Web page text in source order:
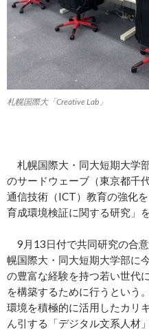
札幌国際大「Creative Lab」
札幌国際大・同大短期大学
のサードウェーブ（東京都千
通信技術（ICT）教育の強化
育成環境検証に関する研究」
9月13日付で共同研究の合
幌国際大・同大短期大学部に
の豊富な経験を持つ若い世代
を構築するために行うという
環境を積極的に活用したカリ
ん引する「デジタル文系人材